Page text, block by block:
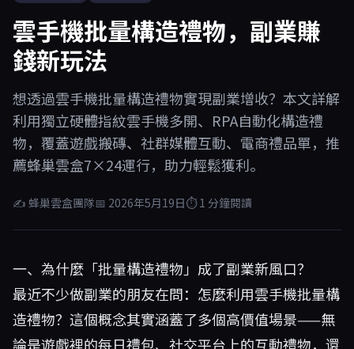
雲手機批量構造禮物，副業賺
錢新玩法
想透過雲手機批量構造禮物實現副業增收？本文詳解
利用獨立硬體指紋雲手機多開、RPA自動化構造禮
物，覆蓋遊戲搬磚、社群媒體互動、電商禮品單，推
薦蜂巢雲盒7×24運行，助力輕鬆獲利。
✍ 蜂巢雲盒團隊📅 2026年5月19日⏱ 1 分鐘閱讀
一、為什麼「批量構造禮物」成了副業新風口？
最近不少做副業的朋友在問：怎麼利用雲手機批量構
造禮物？這個概念其實涵蓋了多個高價值場景——無
論是遊戲裡的每日禮包、社交平台上的互動禮物，還